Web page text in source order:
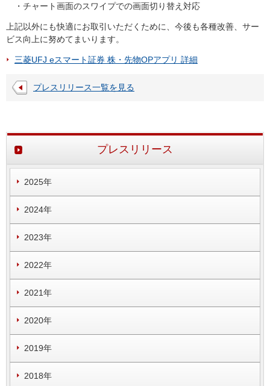
・チャート画面のスワイプでの画面切り替え対応
上記以外にも快適にお取引いただくために、今後も各種改善、サー
ビス向上に努めてまいります。
三菱UFJ eスマート証券 株・先物OPアプリ 詳細
プレスリリース一覧を見る
プレスリリース
2025年
2024年
2023年
2022年
2021年
2020年
2019年
2018年